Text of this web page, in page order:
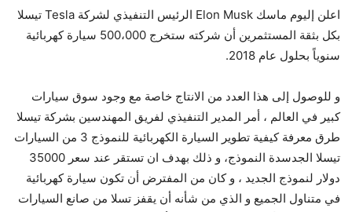
اعلن إليوم ماسك Elon Musk الرئيس التنفيذي لشركة Tesla تيسلا
بكل بثقة المستثمرين أن شركته ستخرج 500،000 سيارة كهربائية
سنوياً بحلول عام 2018.
و للوصول إلى هذا العدد من الانتاج خاصة مع وجود سوق سيارات
كبير في العالم ، أمر المدير التنفيذي لفريق المهندسين بشركة تيسلا
طرق معرفة كيفية تطوير السيارة الكهربائية للنموذج 3 من السيارات
تيسلا الجدسدة النموذج، و ذلك بهدف ان تستقر عند سعر 35000
دولار لنموذج الجديد ، و كان من المفترض أن تكون سيارة كهربائية
في متناول الجميع و الذي من شأنه أن يقفز تسلا من صانع السيارات